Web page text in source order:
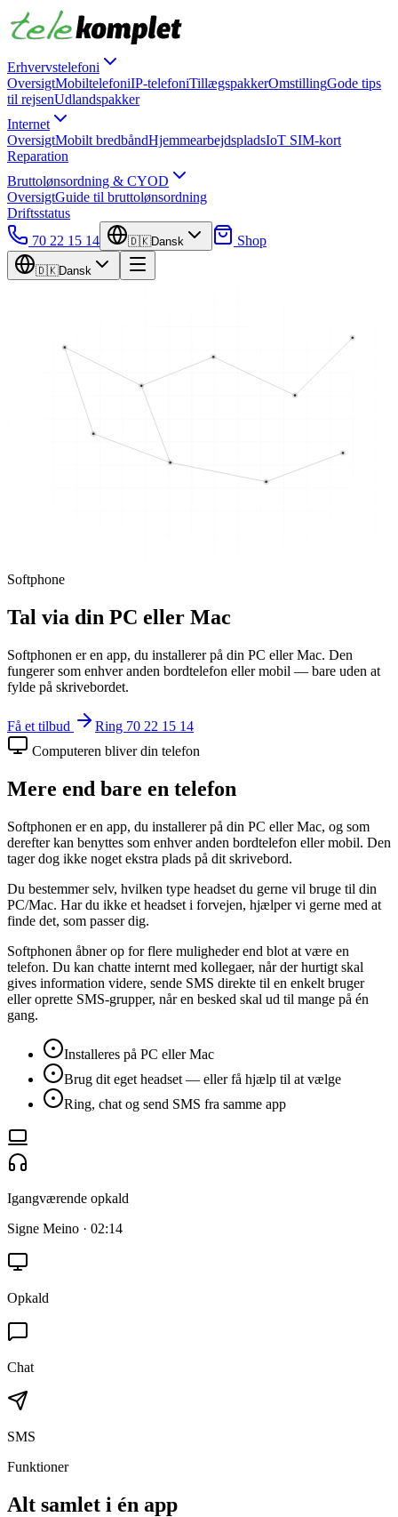
Erhvervstelefoni
OversigtMobiltelefoniIP-telefoniTillægspakkerOmstillingGode tips
til rejsenUdlandspakker
Internet
OversigtMobilt bredbåndHjemmearbejdspladsIoT SIM-kort
Reparation
Bruttolønsordning & CYOD
OversigtGuide til bruttolønsordning
Driftsstatus
70 22 15 14
🇩🇰Dansk Shop
🇩🇰Dansk
Softphone
Tal via din PC eller Mac
Softphonen er en app, du installerer på din PC eller Mac. Den
fungerer som enhver anden bordtelefon eller mobil — bare uden at
fylde på skrivebordet.
Få et tilbud
Ring 70 22 15 14
Computeren bliver din telefon
Mere end bare en telefon
Softphonen er en app, du installerer på din PC eller Mac, og som
derefter kan benyttes som enhver anden bordtelefon eller mobil. Den
tager dog ikke noget ekstra plads på dit skrivebord.
Du bestemmer selv, hvilken type headset du gerne vil bruge til din
PC/Mac. Har du ikke et headset i forvejen, hjælper vi gerne med at
finde det, som passer dig.
Softphonen åbner op for flere muligheder end blot at være en
telefon. Du kan chatte internt med kollegaer, når der hurtigt skal
gives information videre, sende SMS direkte til en enkelt bruger
eller oprette SMS-grupper, når en besked skal ud til mange på én
gang.
Installeres på PC eller Mac
Brug dit eget headset — eller få hjælp til at vælge
Ring, chat og send SMS fra samme app
Igangværende opkald
Signe Meino · 02:14
Opkald
Chat
SMS
Funktioner
Alt samlet i én app